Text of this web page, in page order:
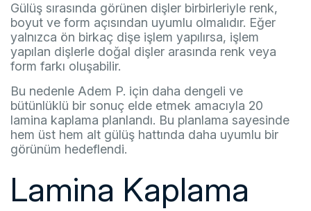
Gülüş sırasında görünen dişler birbirleriyle renk,
boyut ve form açısından uyumlu olmalıdır. Eğer
yalnızca ön birkaç dişe işlem yapılırsa, işlem
yapılan dişlerle doğal dişler arasında renk veya
form farkı oluşabilir.
Bu nedenle Adem P. için daha dengeli ve
bütünlüklü bir sonuç elde etmek amacıyla 20
lamina kaplama planlandı. Bu planlama sayesinde
hem üst hem alt gülüş hattında daha uyumlu bir
görünüm hedeflendi.
Lamina Kaplama